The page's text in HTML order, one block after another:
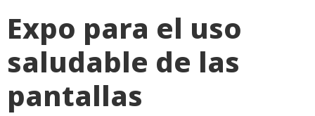
Expo para el uso
saludable de las
pantallas